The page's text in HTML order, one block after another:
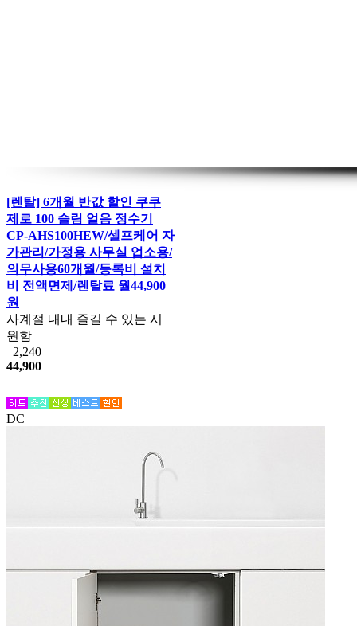
[렌탈] 6개월 반값 할인 쿠쿠
제로 100 슬림 얼음 정수기
CP-AHS100HEW/셀프케어 자
가관리/가정용 사무실 업소용/
의무사용60개월/등록비 설치
비 전액면제/렌탈료 월44,900
원
사계절 내내 즐길 수 있는 시
원함
2,240
44,900
DC